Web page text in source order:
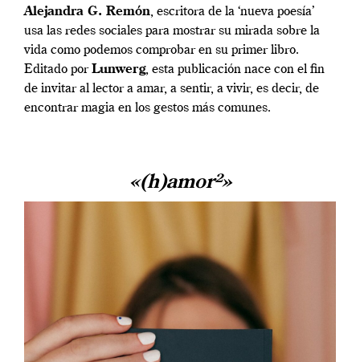
Alejandra G. Remón, escritora de la ‘nueva poesía’
usa las redes sociales para mostrar su mirada sobre la
vida como podemos comprobar en su primer libro.
Editado porLunwerg, esta publicación nace con el fin
de invitar al lector a amar, a sentir, a vivir, es decir, de
encontrar magia en los gestos más comunes.
«(h)amor²»